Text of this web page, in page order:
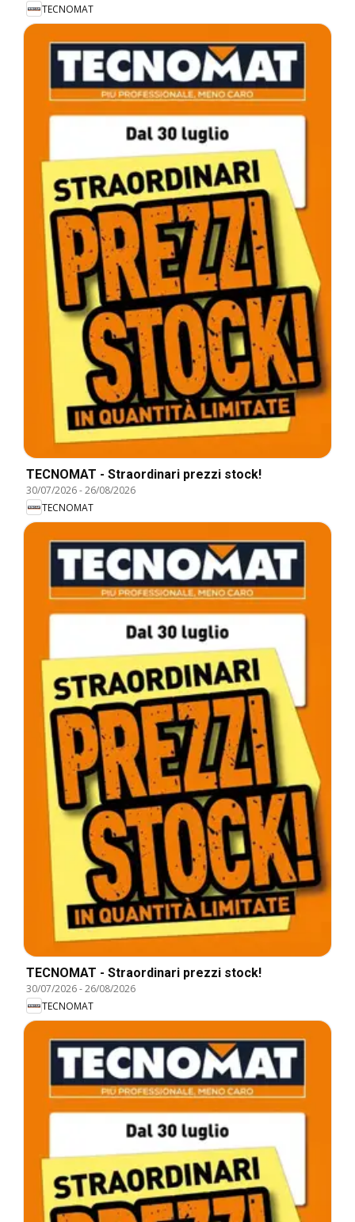
TECNOMAT
TECNOMAT - Straordinari prezzi stock!
30/07/2026-26/08/2026
TECNOMAT
TECNOMAT - Straordinari prezzi stock!
30/07/2026-26/08/2026
TECNOMAT